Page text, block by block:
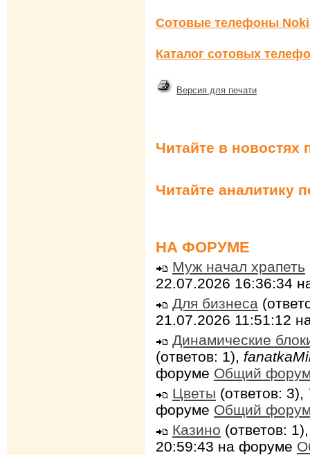
Сотовые телефоны
Каталог сотовых
Версия для печати
Читайте в новостях
Читайте аналитику
НА ФОРУМЕ
Муж начал храпеть
22.07.2026 16:36:34
Для бизнеса
21.07.2026 11:51:12
Динамические
(ответов: 1),
форуме Общий
Цветы (ответов: 3),
форуме Общий
Казино (ответов:
20:59:43 на форуме